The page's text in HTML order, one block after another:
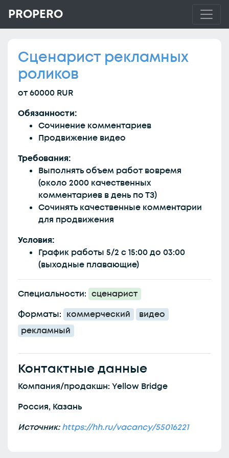
PROPERO
Сценарист рекламных
роликов
от 60000 RUR
Обязанности:
Сочинение комментариев
Продвижение видео
Требования:
Выполнять объем работ вовремя
(около 2000 качественных
комментариев в день по ТЗ)
Сочинять качественные комментарии
для продвижения
Условия:
График работы 5/2 с 15:00 до 03:00
(выходные плавающие)
Специальности: сценарист
Форматы: коммерческий
видео
рекламный
Контактные данные
Компания/продакшн: Yellow Bridge
Россия, Казань
Источник:https://hh.ru/vacancy/55016221